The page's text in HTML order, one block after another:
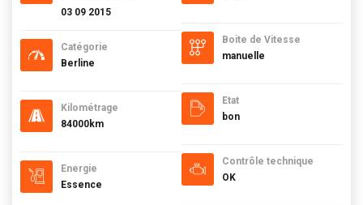
03 09 2015
Catégorie
Berline
Kilométrage
84000km
Energie
Essence
Boite de Vitesse
manuelle
Etat
bon
Contrôle technique
OK